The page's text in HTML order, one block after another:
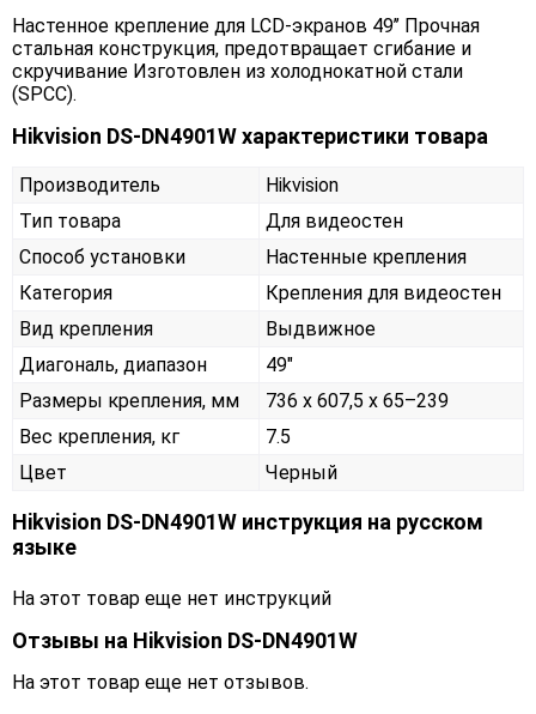
Настенное крепление для LCD-экранов 49’’ Прочная
стальная конструкция, предотвращает сгибание и
скручивание Изготовлен из холоднокатной стали
(SPCC).
Hikvision DS-DN4901W характеристики товара
Производитель
Hikvision
Тип товара
Для видеостен
Способ установки
Настенные крепления
Категория
Крепления для видеостен
Вид крепления
Выдвижное
Диагональ, диапазон
49"
Размеры крепления, мм
736 х 607,5 х 65–239
Вес крепления, кг
7.5
Цвет
Черный
Hikvision DS-DN4901W инструкция на русском
языке
На этот товар еще нет инструкций
Отзывы на Hikvision DS-DN4901W
На этот товар еще нет отзывов.